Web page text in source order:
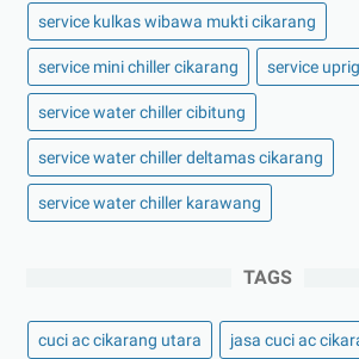
service kulkas wibawa mukti cikarang
service mini chiller cikarang service
service water chiller cibitung
service water chiller deltamas cikarang
service water chiller karawang
TAGS
cuci ac cikarang utara jasa cuci ac